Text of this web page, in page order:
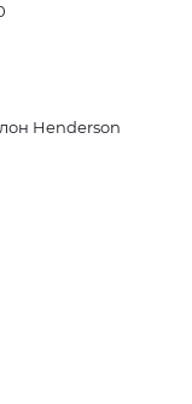
Henderson